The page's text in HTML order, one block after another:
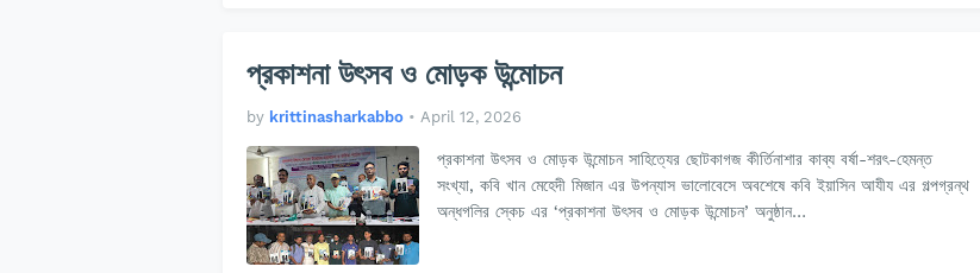
প্রকাশনা উৎসব ও মোড়ক উন্মোচন
by krittinasharkabbo • April 12, 2026
প্রকাশনা উৎসব ও মোড়ক উন্মোচন সাহিত্যের ছোটকাগজ কীর্তিনাশার কাব্য বর্ষা-শরৎ-হেমন্ত
সংখ্যা, কবি খান মেহেদী মিজান এর উপন্যাস ভালোবেসে অবশেষে কবি ইয়াসিন আযীয এর গল্পগ্রন্থ
অন্ধগলির স্কেচ এর ‘প্রকাশনা উৎসব ও মোড়ক উন্মোচন’ অনুষ্ঠান…